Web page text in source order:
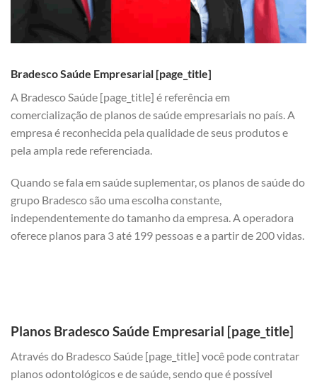
Bradesco Saúde Empresarial [page_title]
A Bradesco Saúde [page_title] é referência em
comercialização de planos de saúde empresariais no país. A
empresa é reconhecida pela qualidade de seus produtos e
pela ampla rede referenciada.
Quando se fala em saúde suplementar, os planos de saúde do
grupo Bradesco são uma escolha constante,
independentemente do tamanho da empresa. A operadora
oferece planos para 3 até 199 pessoas e a partir de 200 vidas.
Planos Bradesco Saúde Empresarial [page_title]
Através do Bradesco Saúde [page_title] você pode contratar
planos odontológicos e de saúde, sendo que é possível